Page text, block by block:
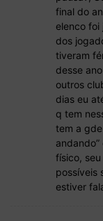
final do
elenco
dos
tiveram
desse
outros
dias eu
q tem
tem a
físico,
possíveis
estiver